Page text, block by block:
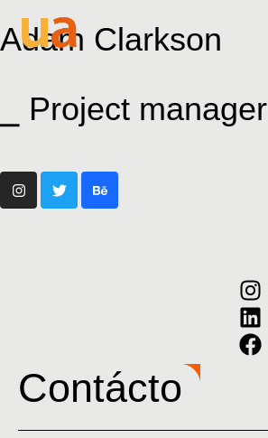
Adam Clarkson
⎯ Project manager
Contácto